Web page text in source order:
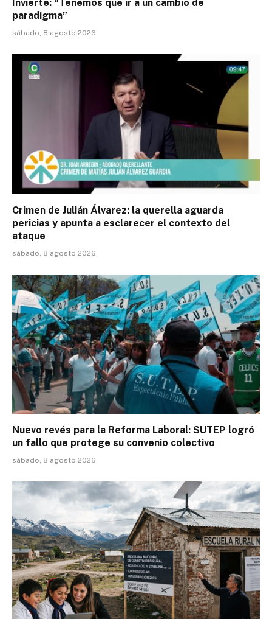
Invierte: “Tenemos que ir a un cambio de
paradigma”
sábado, 8 agosto 2026
Crimen de Julián Álvarez: la querella aguarda
pericias y apunta a esclarecer el contexto del
ataque
sábado, 8 agosto 2026
Nuevo revés para la Reforma Laboral: SUTEP logró
un fallo que protege su convenio colectivo
sábado, 8 agosto 2026